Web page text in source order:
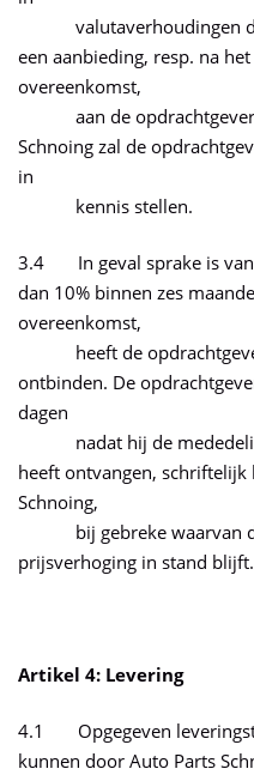
valutaverhoudingen die
een aanbieding, resp. na
overeenkomst,
aan de opdrachtgever
Schnoing zal de
in
kennis stellen.
3.4 In geval sprake is van
dan 10% binnen zes
overeenkomst,
heeft de opdrachtgever
ontbinden. De
dagen
nadat hij de
heeft ontvangen, schriftelijk
Schnoing,
bij gebreke waarvan
prijsverhoging in stand blijft.
Artikel 4: Levering
4.1 Opgegeven
kunnen door Auto Parts